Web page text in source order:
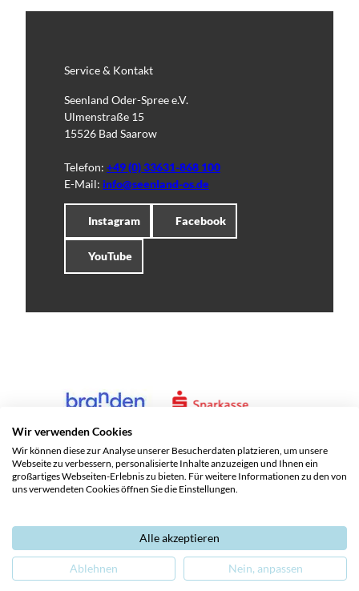
Service & Kontakt
Seenland Oder-Spree e.V.
Ulmenstraße 15
15526 Bad Saarow
Telefon: +49 (0) 33631-868 100
E-Mail: info@seenland-os.de
Instagram Facebook
YouTube
Service und Kontakte
Datenschutz
Barrierefreiheit
Leichte Sprache
Wir verwenden Cookies
Wir können diese zur Analyse unserer Besucherdaten platzieren, um unsere
Webseite zu verbessern, personalisierte Inhalte anzuzeigen und Ihnen ein
großartiges Webseiten-Erlebnis zu bieten. Für weitere Informationen zu den von
uns verwendeten Cookies öffnen Sie die Einstellungen.
Alle akzeptieren
Ablehnen Nein, anpassen